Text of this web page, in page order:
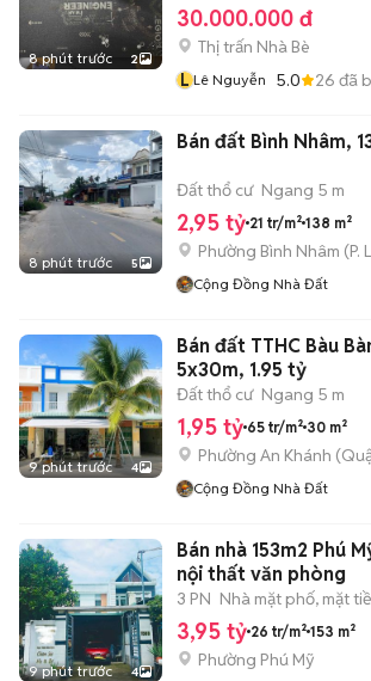
8 phút trước 2
30.000.000 đ
Thị trấn Nhà Bè
L Lê Nguyễn 5.0 26 đã
8 phút trước 5
Bán đất Bình Nhâm,
Đất thổ cư Ngang 5 m
2,95 tỷ 21 tr/m² 138 m²
Phường Bình Nhâm (P.
Cộng Đồng Nhà Đất
9 phút trước 4
Bán đất TTHC Bàu
5x30m, 1.95 tỷ
Đất thổ cư Ngang 5 m
1,95 tỷ 65 tr/m² 30 m²
Phường An Khánh
Cộng Đồng Nhà Đất
9 phút trước 4
Bán nhà 153m2 Phú
nội thất văn phòng
3 PN Nhà mặt phố, mặt
3,95 tỷ 26 tr/m² 153 m²
Phường Phú Mỹ